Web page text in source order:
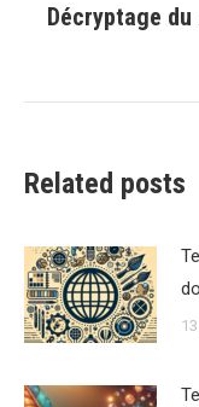
Décryptage
Related posts